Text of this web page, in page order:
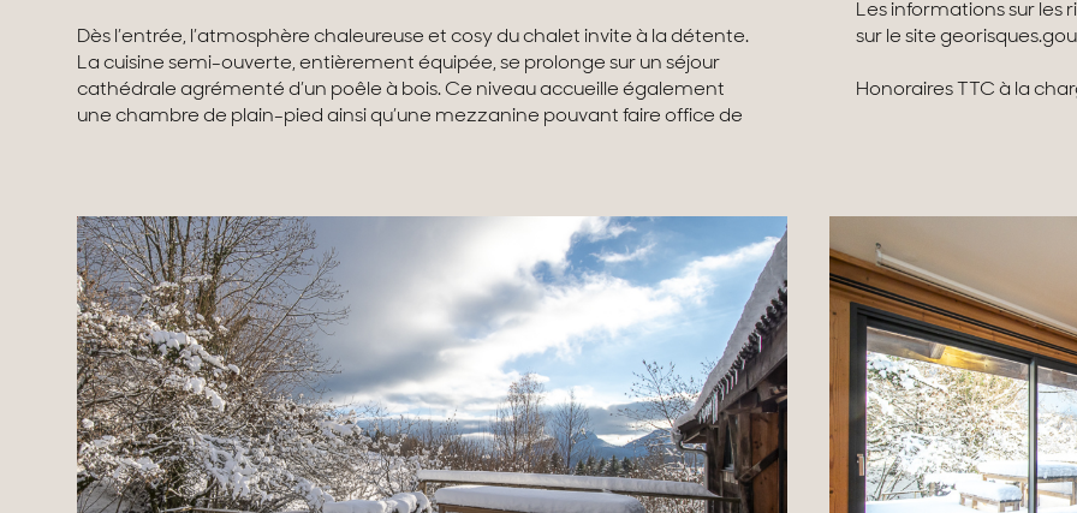
Dès l’entrée, l’atmosphère chaleureuse et cosy du chalet invite à la détente.
La cuisine semi-ouverte, entièrement équipée, se prolonge sur un séjour
cathédrale agrémenté d’un poêle à bois. Ce niveau accueille également
une chambre de plain-pied ainsi qu’une mezzanine pouvant faire office de
Les informations sur les
sur le site
Honoraires TTC à la